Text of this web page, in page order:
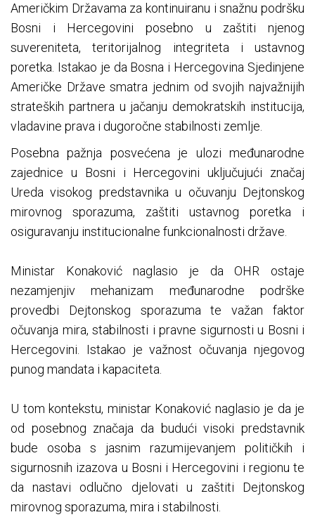
Američkim Državama za kontinuiranu i snažnu podršku
Bosni i Hercegovini posebno u zaštiti njenog
suvereniteta, teritorijalnog integriteta i ustavnog
poretka. Istakao je da Bosna i Hercegovina Sjedinjene
Američke Države smatra jednim od svojih najvažnijih
strateških partnera u jačanju demokratskih institucija,
vladavine prava i dugoročne stabilnosti zemlje.
Posebna pažnja posvećena je ulozi međunarodne
zajednice u Bosni i Hercegovini uključujući značaj
Ureda visokog predstavnika u očuvanju Dejtonskog
mirovnog sporazuma, zaštiti ustavnog poretka i
osiguravanju institucionalne funkcionalnosti države.
Ministar Konaković naglasio je da OHR ostaje
nezamjenjiv mehanizam međunarodne podrške
provedbi Dejtonskog sporazuma te važan faktor
očuvanja mira, stabilnosti i pravne sigurnosti u Bosni i
Hercegovini. Istakao je važnost očuvanja njegovog
punog mandata i kapaciteta.
U tom kontekstu, ministar Konaković naglasio je da je
od posebnog značaja da budući visoki predstavnik
bude osoba s jasnim razumijevanjem političkih i
sigurnosnih izazova u Bosni i Hercegovini i regionu te
da nastavi odlučno djelovati u zaštiti Dejtonskog
mirovnog sporazuma, mira i stabilnosti.